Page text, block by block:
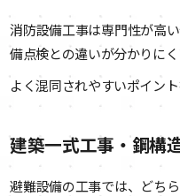
消防設備工事は専門性が高
備点検との違いが分かりにく
よく混同されやすいポイン
建築一式工事・鋼構
避難設備の工事では、どち